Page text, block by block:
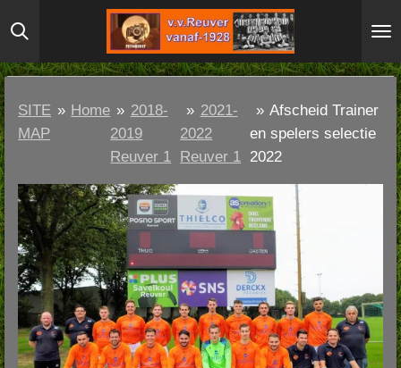
Ga
direct
naar
hoofdinhoud
SITE
MAP
» Home » 2018-
2019
Reuver 1
» 2021-
2022
Reuver 1
» Afscheid Trainer
en spelers selectie
2022